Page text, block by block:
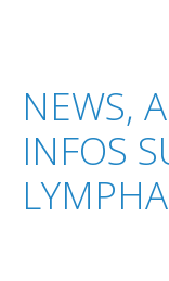
NEWS,
INFOS